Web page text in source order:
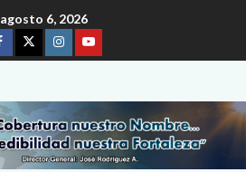
agosto 6, 2026